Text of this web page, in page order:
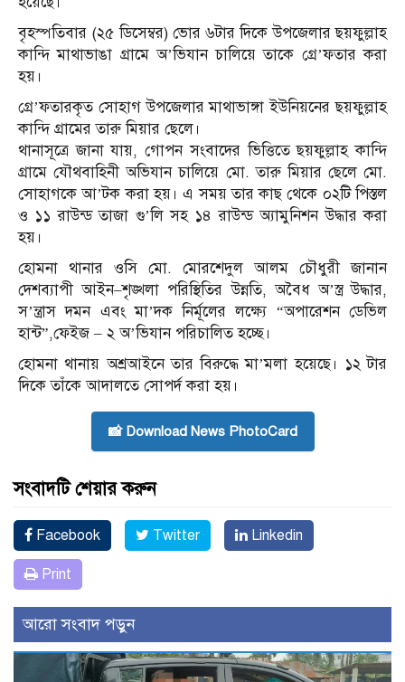
বৃহস্পতিবার (২৫ ডিসেম্বর) ভোর ৬টার দিকে উপজেলার ছয়ফুল্লাহ
কান্দি মাথাভাঙা গ্রামে অ’ভিযান চালিয়ে তাকে গ্রে’ফতার করা
হয়।
গ্রে’ফতারকৃত সোহাগ উপজেলার মাথাভাঙ্গা ইউনিয়নের ছয়ফুল্লাহ
কান্দি গ্রামের তারু মিয়ার ছেলে।
থানাসূত্রে জানা যায়, গোপন সংবাদের ভিত্তিতে ছয়ফুল্লাহ কান্দি
গ্রামে যৌথবাহিনী অভিযান চালিয়ে মো. তারু মিয়ার ছেলে মো.
সোহাগকে আ’টক করা হয়। এ সময় তার কাছ থেকে ০২টি পিস্তল
ও ১১ রাউন্ড তাজা গু’লি সহ ১৪ রাউন্ড অ্যামুনিশন উদ্ধার করা
হয়।
হোমনা থানার ওসি মো. মোরশেদুল আলম চৌধুরী জানান
দেশব্যাপী আইন–শৃঙ্খলা পরিস্থিতির উন্নতি, অবৈধ অ’স্ত্র উদ্ধার,
স’ন্ত্রাস দমন এবং মা’দক নির্মূলের লক্ষ্যে “অপারেশন ডেভিল
হান্ট”,ফেইজ – ২ অ’ভিযান পরিচালিত হচ্ছে।
হোমনা থানায় অশ্রআইনে তার বিরুদ্ধে মা’মলা হয়েছে। ১২ টার
দিকে তাঁকে আদালতে সোপর্দ করা হয়।
📸 Download News PhotoCard
সংবাদটি শেয়ার করুন
Facebook Twitter Linkedin
Print
আরো সংবাদ পড়ুন